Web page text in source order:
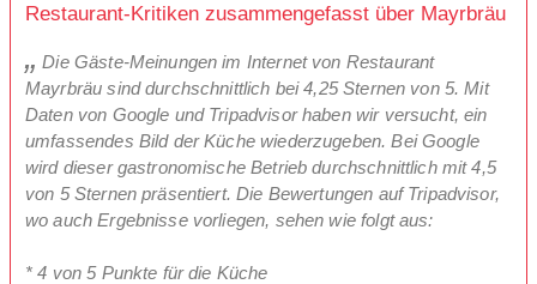
Restaurant-Kritiken zusammengefasst über Mayrbräu
Die Gäste-Meinungen im Internet von Restaurant
Mayrbräu sind durchschnittlich bei 4,25 Sternen von 5. Mit
Daten von Google und Tripadvisor haben wir versucht, ein
umfassendes Bild der Küche wiederzugeben. Bei Google
wird dieser gastronomische Betrieb durchschnittlich mit 4,5
von 5 Sternen präsentiert. Die Bewertungen auf Tripadvisor,
wo auch Ergebnisse vorliegen, sehen wie folgt aus:
* 4 von 5 Punkte für die Küche